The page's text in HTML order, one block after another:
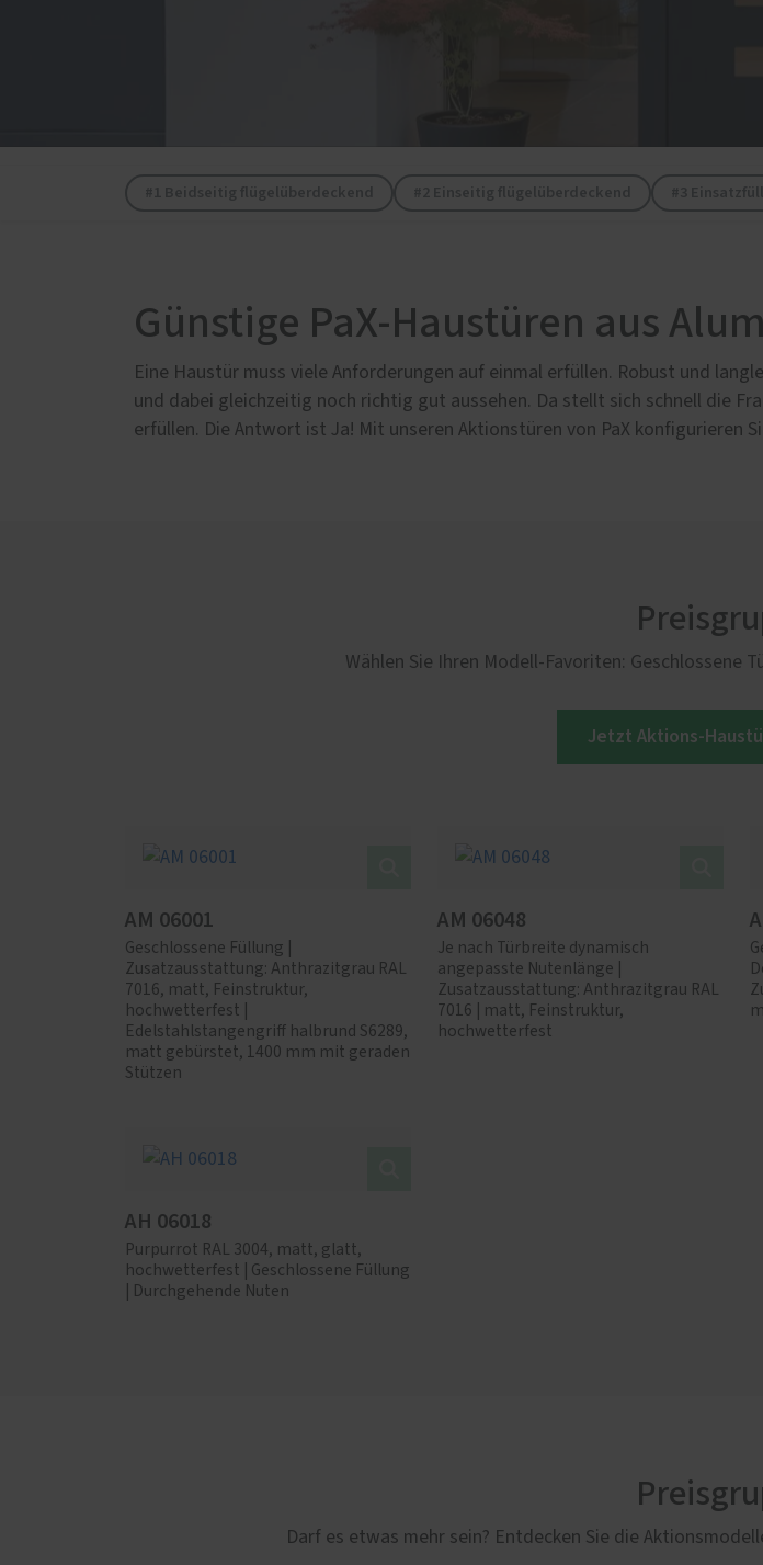
Günstige PaX-Haustüren aus
Eine Haustür muss viele Anforderungen auf einmal erfüllen. Robust und
und dabei gleichzeitig noch richtig gut aussehen. Da stellt sich schnell die
erfüllen. Die Antwort ist Ja! Mit unseren Aktionstüren von PaX konfigurieren
Wählen Sie Ihren Modell-Favoriten: Geschlossene
Jetzt Aktions-
AM 06001
Geschlossene Füllung |
Zusatzausstattung: Anthrazitgrau RAL
7016, matt, Feinstruktur,
hochwetterfest |
Edelstahlstangengriff halbrund S6289,
matt gebürstet, 1400 mm mit geraden
Stützen
AM 06048
Je nach Türbreite dynamisch
angepasste Nutenlänge |
Zusatzausstattung: Anthrazitgrau RAL
7016 | matt, Feinstruktur,
hochwetterfest
AH 06018
Purpurrot RAL 3004, matt, glatt,
hochwetterfest | Geschlossene Füllung
| Durchgehende Nuten
Darf es etwas mehr sein? Entdecken Sie die